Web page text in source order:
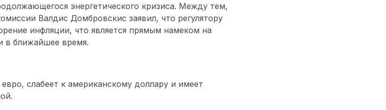
энергетического кризиса. Между тем,
Валдис Домбровскис заявил, что регулятору
инфляции, что является прямым намеком на
в ближайшее время.
слабеет к американскому доллару и имеет